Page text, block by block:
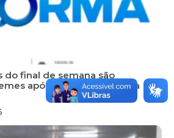
do final de semana são
após recomendação da